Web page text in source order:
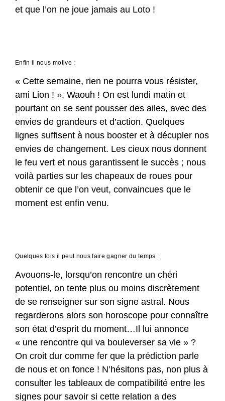
et que l’on ne joue jamais au Loto !
Enfin il nous motive :
« Cette semaine, rien ne pourra vous résister,
ami Lion ! ». Waouh ! On est lundi matin et
pourtant on se sent pousser des ailes, avec des
envies de grandeurs et d’action. Quelques
lignes suffisent à nous booster et à décupler nos
envies de changement. Les cieux nous donnent
le feu vert et nous garantissent le succès ; nous
voilà parties sur les chapeaux de roues pour
obtenir ce que l’on veut, convaincues que le
moment est enfin venu.
Quelques fois il peut nous faire gagner du temps :
Avouons-le, lorsqu’on rencontre un chéri
potentiel, on tente plus ou moins discrètement
de se renseigner sur son signe astral. Nous
regarderons alors son horoscope pour connaître
son état d’esprit du moment…Il lui annonce
« une rencontre qui va bouleverser sa vie » ?
On croit dur comme fer que la prédiction parle
de nous et on fonce ! N’hésitons pas, non plus à
consulter les tableaux de compatibilité entre les
signes pour savoir si cette relation a des